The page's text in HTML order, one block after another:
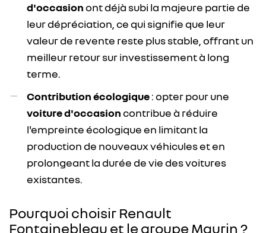
d'occasionont déjà subi la majeure partie de
leur dépréciation, ce qui signifie que leur
valeur de revente reste plus stable, offrant un
meilleur retour sur investissement à long
terme.
Contribution écologique: opter pour une
voiture d'occasioncontribue à réduire
l'empreinte écologique en limitant la
production de nouveaux véhicules et en
prolongeant la durée de vie des voitures
existantes.
Pourquoi choisir Renault
Fontainebleau et le groupe Maurin ?